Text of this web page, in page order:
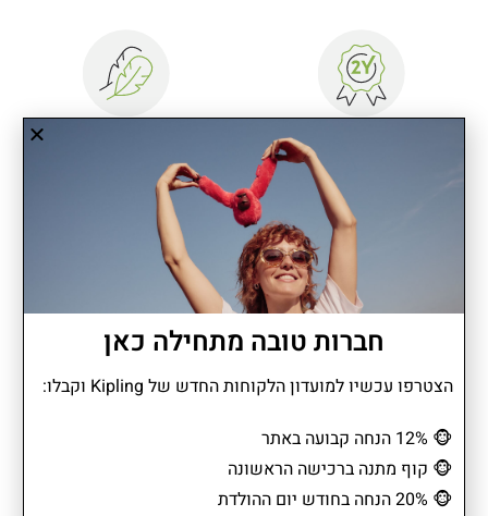
מתאים למחשב עד 15"
COLISSA UP הוא החבר שאת לוקחת איתך ליום עמוס ויוצאת איתו
שצריך כדי להרגיש מסודרת. מבחוץ הוא מרשים, כזה שמסתדר עם כל
הופעה בלי להתאמץ. COLISSA UP הוא תיק שיודע להחזיק יום של
פגישות, לימודים או נסיעה קצרה ותמיד להשאיר אותך בצד הנוח
חברות טובה מתחילה כאן
הצטרפו עכשיו למועדון הלקוחות החדש של Kipling וקבלו:
🐵
🐵 קוף מתנה ברכישה הראשונה
🐵